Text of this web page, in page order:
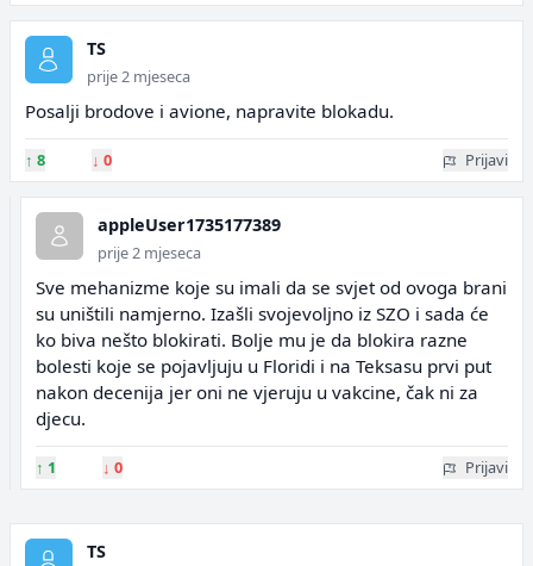
TS
prije 2 mjeseca
Posalji brodove i avione, napravite blokadu.
↑ 8 ↓ 0 Prijavi
appleUser1735177389
prije 2 mjeseca
Sve mehanizme koje su imali da se svjet od ovoga brani
su uništili namjerno. Izašli svojevoljno iz SZO i sada će
ko biva nešto blokirati. Bolje mu je da blokira razne
bolesti koje se pojavljuju u Floridi i na Teksasu prvi put
nakon decenija jer oni ne vjeruju u vakcine, čak ni za
djecu.
↑ 1 ↓ 0 Prijavi
TS